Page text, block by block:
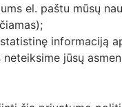
el. paštu mūsų
informaciją
neteiksime jūsų